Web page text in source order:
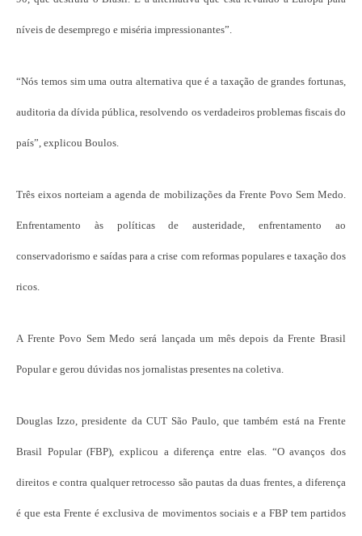
níveis de desemprego e miséria impressionantes”.
“Nós temos sim uma outra alternativa que é a taxação de grandes fortunas,
auditoria da dívida pública, resolvendo os verdadeiros problemas fiscais do
país”, explicou Boulos.
Três eixos norteiam a agenda de mobilizações da Frente Povo Sem Medo.
Enfrentamento às políticas de austeridade, enfrentamento ao
conservadorismo e saídas para a crise com reformas populares e taxação dos
ricos.
A Frente Povo Sem Medo será lançada um mês depois da Frente Brasil
Popular e gerou dúvidas nos jornalistas presentes na coletiva.
Douglas Izzo, presidente da CUT São Paulo, que também está na Frente
Brasil Popular (FBP), explicou a diferença entre elas. “O avanços dos
direitos e contra qualquer retrocesso são pautas da duas frentes, a diferença
é que esta Frente é exclusiva de movimentos sociais e a FBP tem partidos